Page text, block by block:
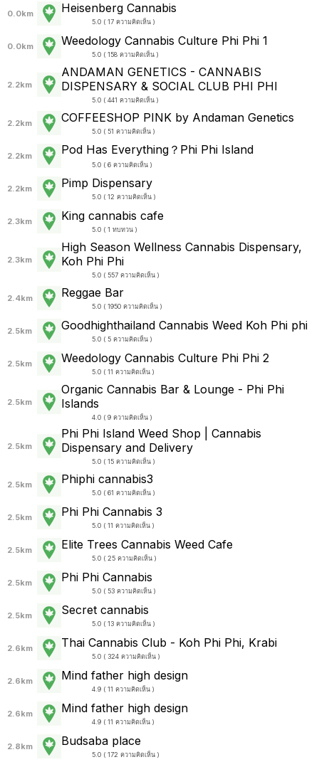
0.0km Heisenberg Cannabis
5.0 ( 17 ความคิดเห็น )
0.0km Weedology Cannabis Culture Phi Phi 1
5.0 ( 158 ความคิดเห็น )
2.2km
ANDAMAN GENETICS - CANNABIS
DISPENSARY & SOCIAL CLUB PHI PHI
5.0 ( 441 ความคิดเห็น )
2.2km COFFEESHOP PINK by Andaman Genetics
5.0 ( 51 ความคิดเห็น )
2.2km Pod Has Everything？Phi Phi Island
5.0 ( 6 ความคิดเห็น )
2.2km Pimp Dispensary
5.0 ( 12 ความคิดเห็น )
2.3km King cannabis cafe
5.0 ( 1 ทบทวน )
2.3km
High Season Wellness Cannabis Dispensary,
Koh Phi Phi
5.0 ( 557 ความคิดเห็น )
2.4km Reggae Bar
5.0 ( 1950 ความคิดเห็น )
2.5km Goodhighthailand Cannabis Weed Koh Phi phi
5.0 ( 5 ความคิดเห็น )
2.5km Weedology Cannabis Culture Phi Phi 2
5.0 ( 11 ความคิดเห็น )
2.5km
Organic Cannabis Bar & Lounge - Phi Phi
Islands
4.0 ( 9 ความคิดเห็น )
2.5km
Phi Phi Island Weed Shop | Cannabis
Dispensary and Delivery
5.0 ( 15 ความคิดเห็น )
2.5km Phiphi cannabis3
5.0 ( 61 ความคิดเห็น )
2.5km Phi Phi Cannabis 3
5.0 ( 11 ความคิดเห็น )
2.5km Elite Trees Cannabis Weed Cafe
5.0 ( 25 ความคิดเห็น )
2.5km Phi Phi Cannabis
5.0 ( 53 ความคิดเห็น )
2.5km Secret cannabis
5.0 ( 13 ความคิดเห็น )
2.6km Thai Cannabis Club - Koh Phi Phi, Krabi
5.0 ( 324 ความคิดเห็น )
2.6km Mind father high design
4.9 ( 11 ความคิดเห็น )
2.6km Mind father high design
4.9 ( 11 ความคิดเห็น )
2.8km Budsaba place
5.0 ( 172 ความคิดเห็น )